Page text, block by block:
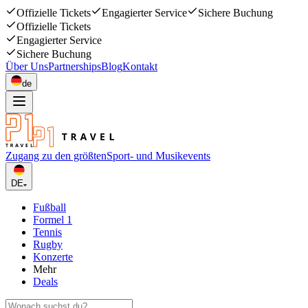
Offizielle Tickets Engagierter Service
Sichere Buchung
Offizielle Tickets
Engagierter Service
Sichere Buchung
Über UnsPartnershipsBlogKontakt
de
Zugang zu den größtenSport- und Musikevents
DE
Fußball
Formel 1
Tennis
Rugby
Konzerte
Mehr
Deals